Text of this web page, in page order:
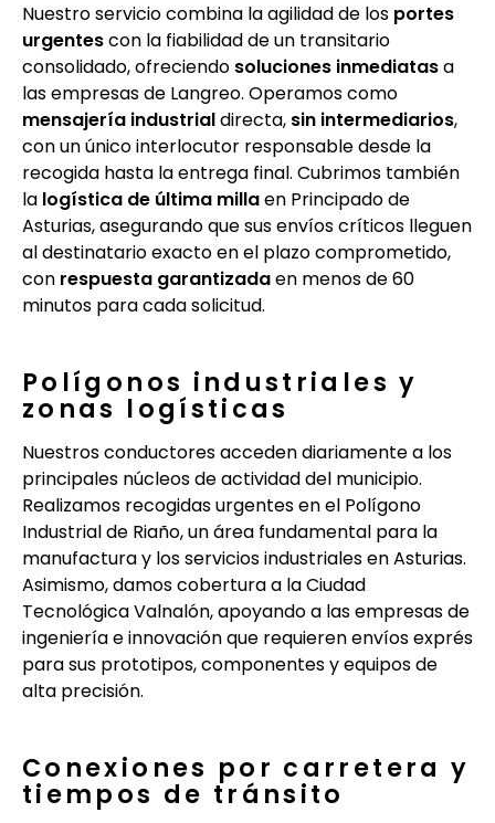
Nuestro servicio combina la agilidad de los portes
urgentescon la fiabilidad de un transitario
consolidado, ofreciendo soluciones inmediatasa
las empresas de Langreo. Operamos como
mensajería industrialdirecta, sin intermediarios,
con un único interlocutor responsable desde la
recogida hasta la entrega final. Cubrimos también
la logística de última millaen Principado de
Asturias, asegurando que sus envíos críticos lleguen
al destinatario exacto en el plazo comprometido,
con respuesta garantizadaen menos de 60
minutos para cada solicitud.
Polígonos industriales y
zonas logísticas
Nuestros conductores acceden diariamente a los
principales núcleos de actividad del municipio.
Realizamos recogidas urgentes en el Polígono
Industrial de Riaño, un área fundamental para la
manufactura y los servicios industriales en Asturias.
Asimismo, damos cobertura a la Ciudad
Tecnológica Valnalón, apoyando a las empresas de
ingeniería e innovación que requieren envíos exprés
para sus prototipos, componentes y equipos de
alta precisión.
Conexiones por carretera y
tiempos de tránsito